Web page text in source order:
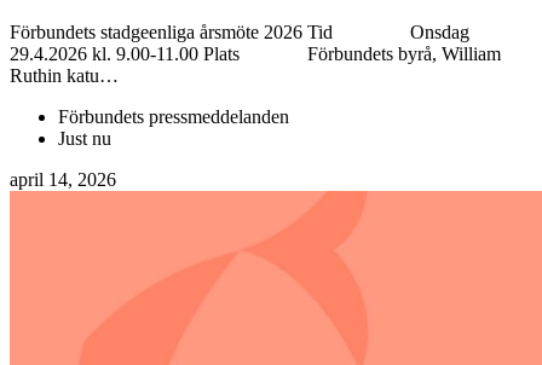
Förbundets stadgeenliga årsmöte 2026 Tid Onsdag
29.4.2026 kl. 9.00-11.00 Plats Förbundets byrå, William
Ruthin katu…
Förbundets pressmeddelanden
Just nu
april 14, 2026